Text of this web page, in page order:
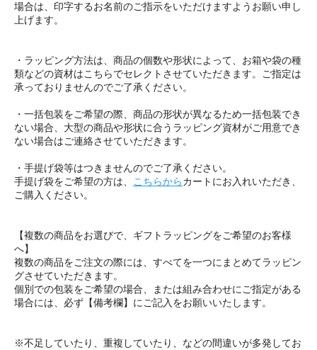
場合は、印字するお名前のご指示をいただけますようお願い申し
上げます。
・ラッピング方法は、商品の個数や形状によって、お箱や袋の種
類などの資材はこちらでセレクトさせていただきます。ご指定は
承っておりませんのでご了承ください。
・一括包装をご希望の際、商品の形状が異なるため一括包装でき
ない場合、大型の商品や形状に合うラッピング資材がご用意でき
ない場合はご連絡させていただきます。
・手提げ袋等はつきませんのでご了承ください。
手提げ袋をご希望の方は、
こちらからカートにお入れいただき、
ご購入ください。
【複数の商品をお選びで、ギフトラッピングをご希望のお客様
へ】
複数の商品をご注文の際には、すべてを一つにまとめてラッピン
グさせていただきます。
個別での包装をご希望の場合、または組み合わせにご指定がある
場合には、必ず【備考欄】にご記入をお願いいたします。
※不足していたり、重複していたり、などの間違いが多発してお